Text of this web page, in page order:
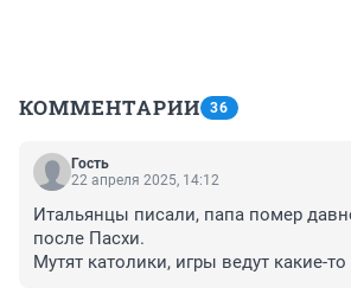
КОММЕНТАРИИ 36
Гость
22 апреля 2025, 14:12
Итальянцы писали, папа помер
после Пасхи.
Мутят католики, игры ведут какие-